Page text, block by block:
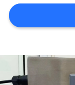
एक
का
अनुरोध